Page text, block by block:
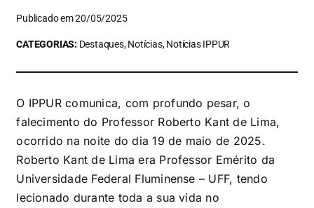
Publicado em 20/05/2025
CATEGORIAS: Destaques, Notícias, Notícias IPPUR
O IPPUR comunica, com profundo pesar, o
falecimento do Professor Roberto Kant de Lima,
ocorrido na noite do dia 19 de maio de 2025.
Roberto Kant de Lima era Professor Emérito da
Universidade Federal Fluminense – UFF, tendo
lecionado durante toda a sua vida no